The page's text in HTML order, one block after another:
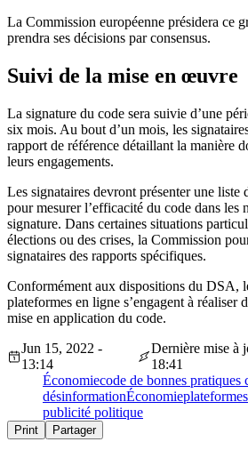
La Commission européenne présidera ce
prendra ses décisions par consensus.
Suivi de la mise en œuvre
La signature du code sera suivie d’une
six mois. Au bout d’un mois, les
rapport de référence détaillant la manière
leurs engagements.
Les signataires devront présenter une liste
pour mesurer l’efficacité du code dans les
signature. Dans certaines situations
élections ou des crises, la Commission
signataires des rapports spécifiques.
Conformément aux dispositions du DSA,
plateformes en ligne s’engagent à réaliser
mise en application du code.
Jun 15, 2022 -
13:14
Dernière mise à
18:41
Économiecode de bonnes
désinformationÉconomie
publicité politique
Print Partager